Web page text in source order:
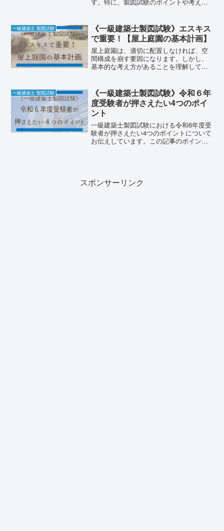
助として活用していただけると嬉しいで
す。今回は、本試験
一級建築士 製図試験
《一級建築士製図試験》エスキス
で重要！【屋上庭園の基本計画】
屋上庭園は、適切に配置しなければ、空
間構成を崩す要因になります。しかし、
基本的な考え方があることを理解してお
「管理ゾーンの反対側で検討する」「設
置階は、3階から検討する」の3つです。
一級建築士 製図試験
《一級建築士製図試験》令和６年
度受験者が押さえたい4つのポイ
ント
一級建築士製図試験における令和6年度受
験者が押さえたい4つのポイントについて
お伝えしています。この記事のポイント
"構造計画"は、過去問＋αの学習を】の4
つです。
スポンサーリンク